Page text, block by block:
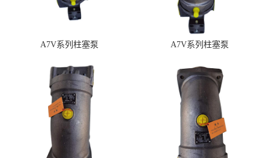
A7V系列柱塞泵 A7V系列柱塞泵